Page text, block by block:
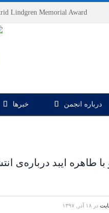
درباره انجمن خبرها
طاهره ایبد درباره‌ی
در ۱۸ آذر, ۱۳۹۷